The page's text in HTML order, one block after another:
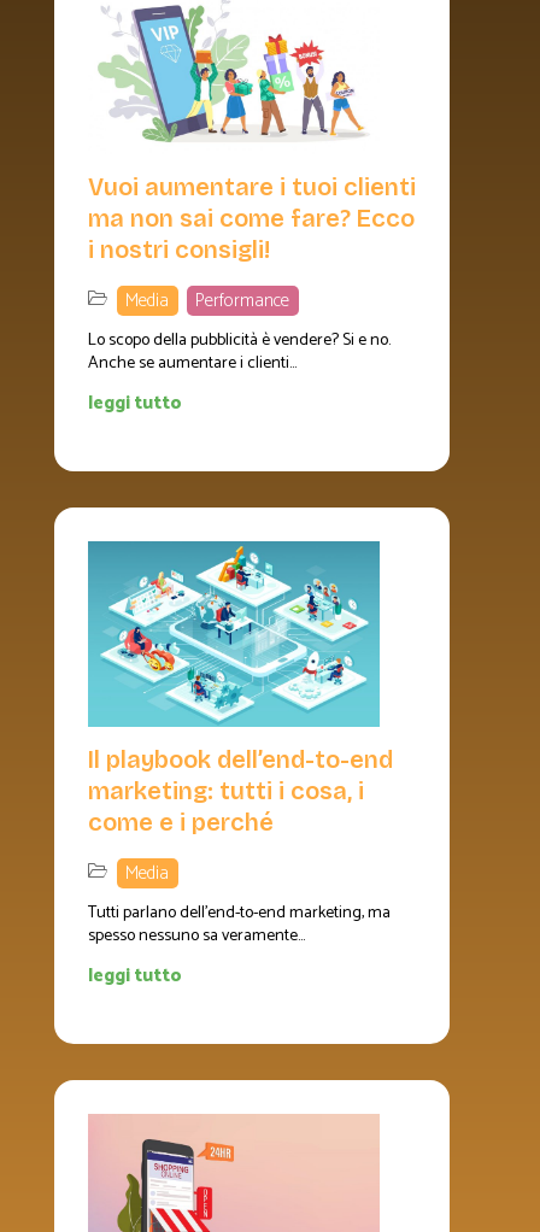
Vuoi aumentare i tuoi clienti
ma non sai come fare? Ecco
i nostri consigli!
Media , Performance
Lo scopo della pubblicità è vendere? Si e no.
Anche se aumentare i clienti...
leggi tutto
Il playbook dell’end-to-end
marketing: tutti i cosa, i
come e i perché
Media
Tutti parlano dell’end-to-end marketing, ma
spesso nessuno sa veramente...
leggi tutto